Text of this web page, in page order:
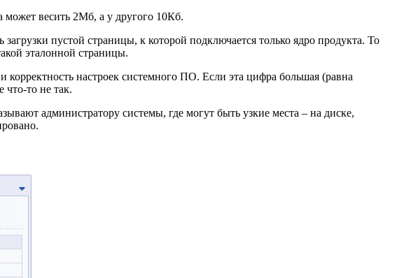
может весить 2Мб, а у другого 10Кб.
пустой страницы, к которой подключается только ядро продукта. То
эталонной страницы.
корректность настроек системного ПО. Если эта цифра большая (равна
что-то не так.
администратору системы, где могут быть узкие места – на диске,